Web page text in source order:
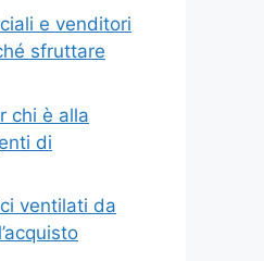
e venditori
sfruttare
chi è alla
di
ventilati da